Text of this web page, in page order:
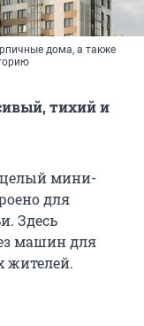
дома, а также
тихий и
мини-
для
Здесь
машин для
жителей.